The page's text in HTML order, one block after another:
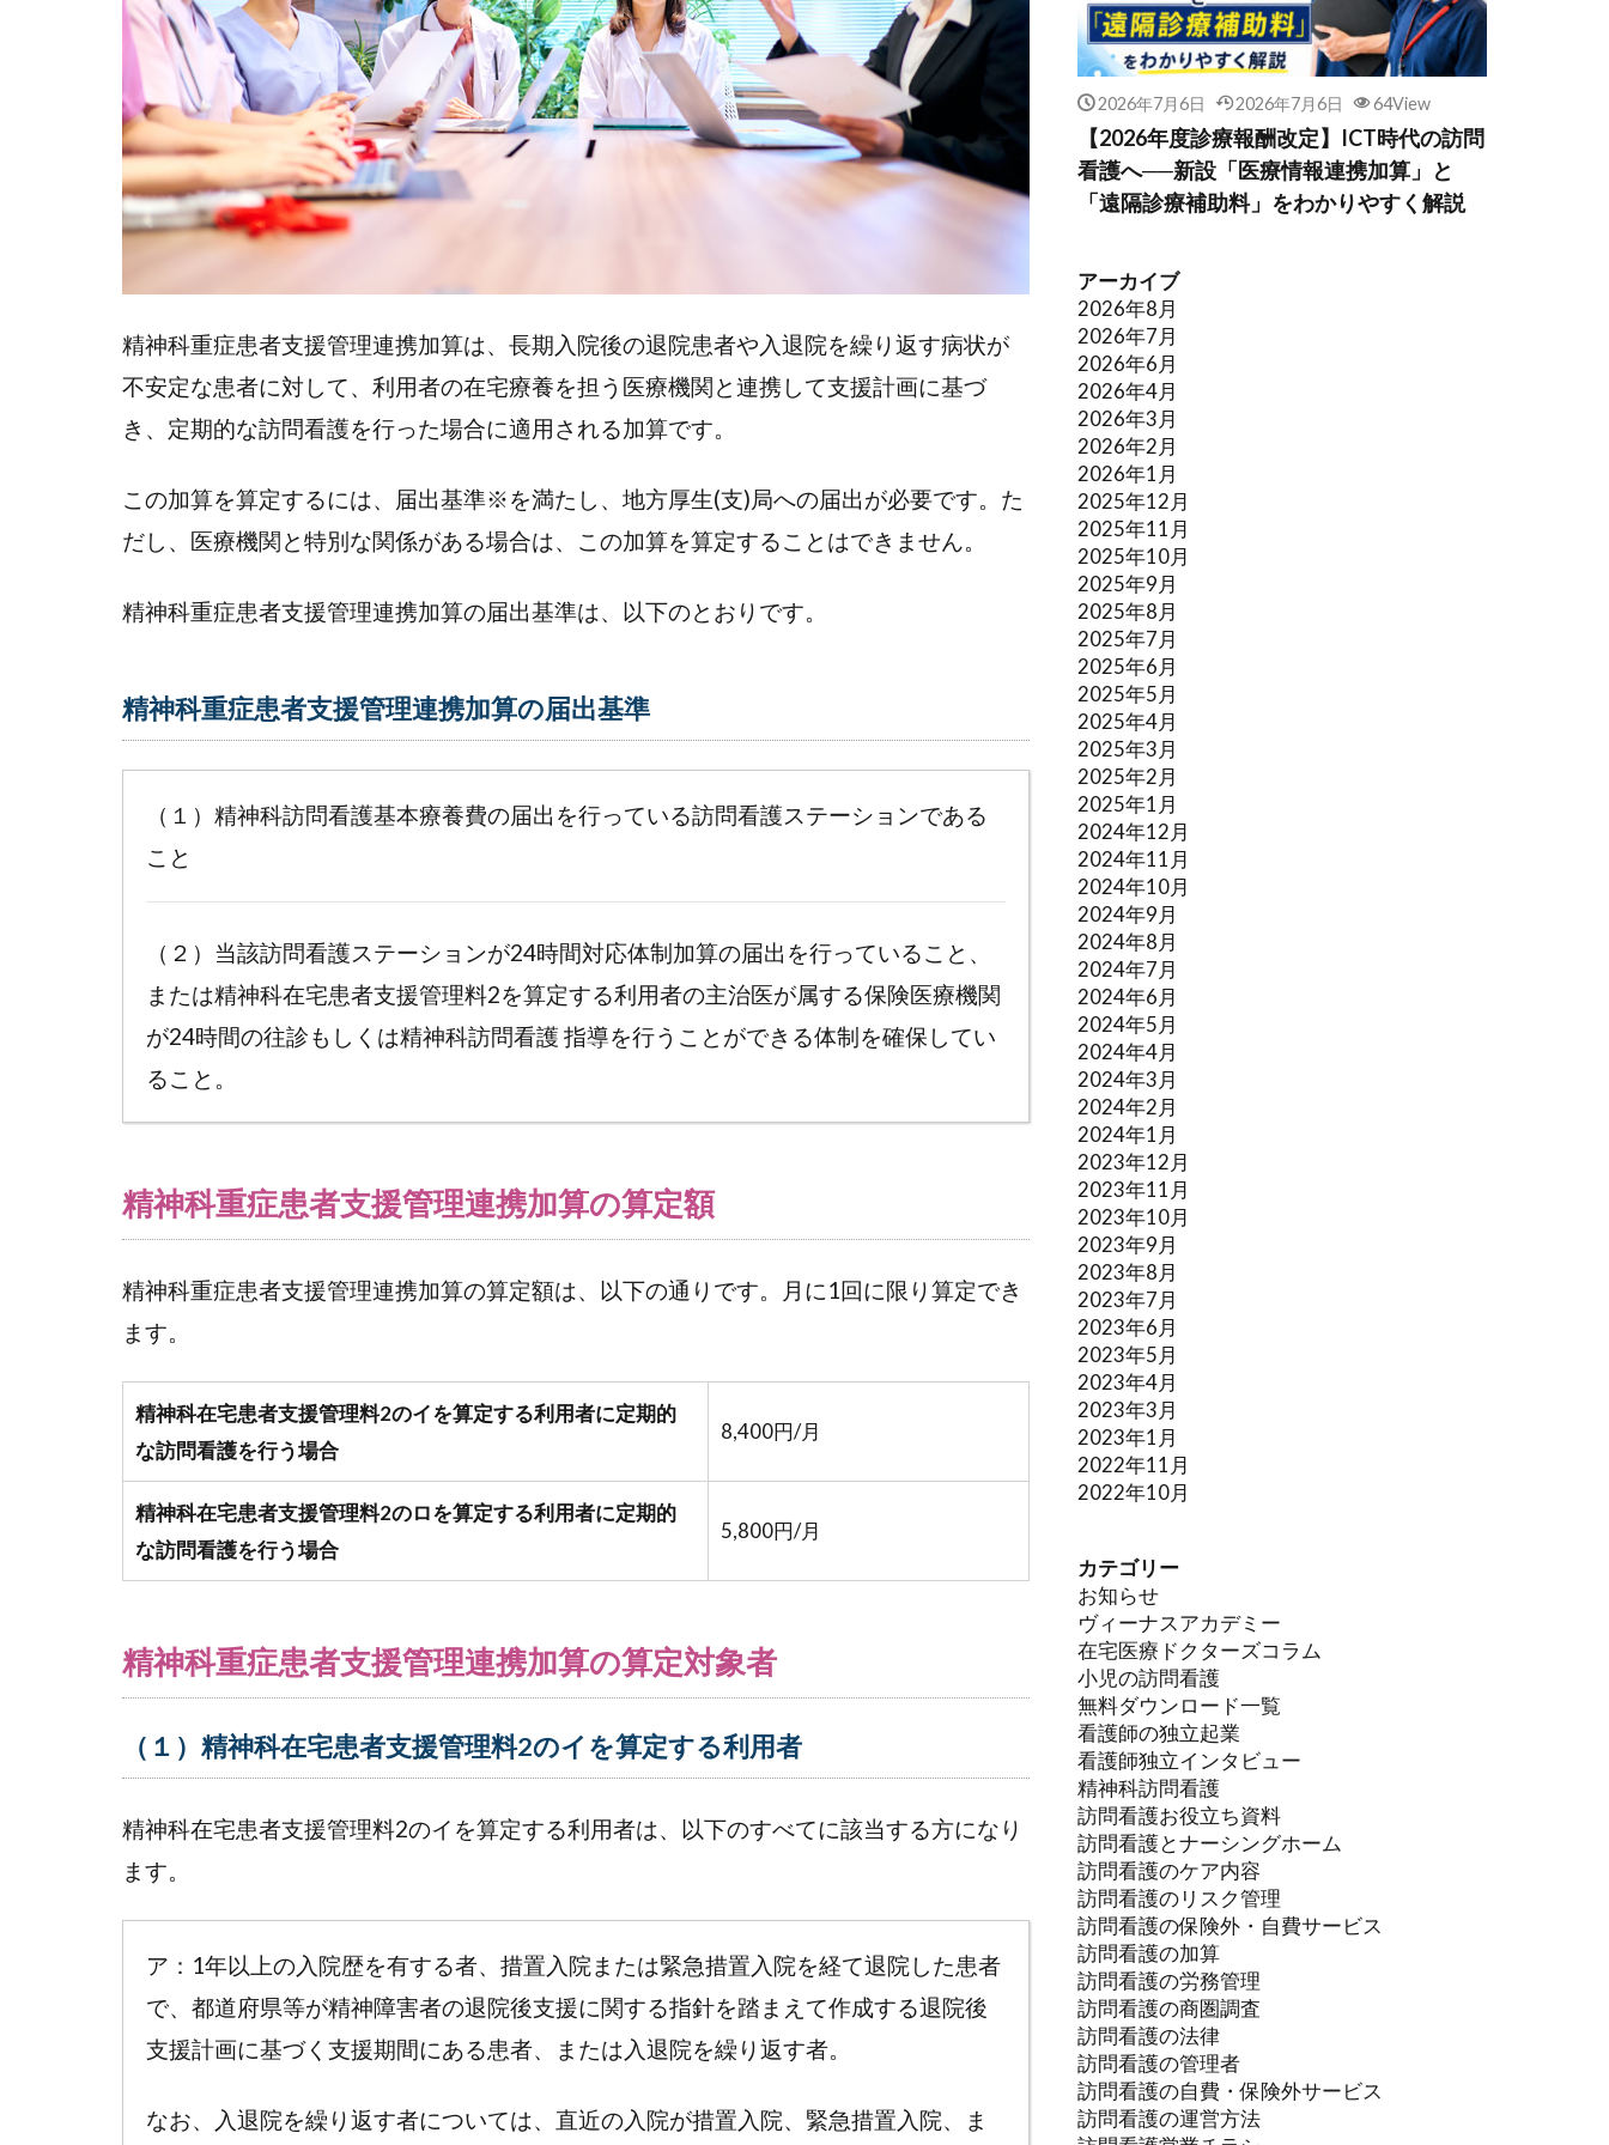
と
1.1
精神
科重
症患
者支
理連
算の
届出
基準
精
科
症
支
援
管
連
携
の
定
額
3
精
重
症
者
支
管
理
連
携
加
算
の
対
象
3.1
精神科
者支援
管理料
を算定
する利
用者
（２）
精神科重症患者支援管理連携加算は、長期入院後の退院患者や入退院を繰り返す病状が
不安定な患者に対して、利用者の在宅療養を担う医療機関と連携して支援計画に基づ
き、定期的な訪問看護を行った場合に適用される加算です。
この加算を算定するには、届出基準※を満たし、地方厚生(支)局への届出が必要です。た
だし、医療機関と特別な関係がある場合は、この加算を算定することはできません。
精神科重症患者支援管理連携加算の届出基準は、以下のとおりです。
精神科重症患者支援管理連携加算の届出基準
（１）精神科訪問看護基本療養費の届出を行っている訪問看護ステーションである
こと
（２）当該訪問看護ステーションが24時間対応体制加算の届出を行っていること、
または精神科在宅患者支援管理料2を算定する利用者の主治医が属する保険医療機関
が24時間の往診もしくは精神科訪問看護 指導を行うことができる体制を確保してい
ること。
精神科重症患者支援管理連携加算の算定額
精神科重症患者支援管理連携加算の算定額は、以下の通りです。月に1回に限り算定でき
ます。
精神科在宅患者支援管理料2のイを算定する利用者に定期的
な訪問看護を行う場合
8,400円/月
精神科在宅患者支援管理料2のロを算定する利用者に定期的
な訪問看護を行う場合
5,800円/月
精神科重症患者支援管理連携加算の算定対象者
（１）精神科在宅患者支援管理料2のイを算定する利用者
精神科在宅患者支援管理料2のイを算定する利用者は、以下のすべてに該当する方になり
ます。
ア：1年以上の入院歴を有する者、措置入院または緊急措置入院を経て退院した患者
で、都道府県等が精神障害者の退院後支援に関する指針を踏まえて作成する退院後
支援計画に基づく支援期間にある患者、または入退院を繰り返す者。
なお、入退院を繰り返す者については、直近の入院が措置入院、緊急措置入院、ま
2026年7月6日 2026年7月6日 64View
【2026年度診療報酬改定】ICT時代の訪問
看護へ──新設「医療情報連携加算」と
「遠隔診療補助料」をわかりやすく解説
アーカイブ
2026年8月
2026年7月
2026年6月
2026年4月
2026年3月
2026年2月
2026年1月
2025年12月
2025年11月
2025年10月
2025年9月
2025年8月
2025年7月
2025年6月
2025年5月
2025年4月
2025年3月
2025年2月
2025年1月
2024年12月
2024年11月
2024年10月
2024年9月
2024年8月
2024年7月
2024年6月
2024年5月
2024年4月
2024年3月
2024年2月
2024年1月
2023年12月
2023年11月
2023年10月
2023年9月
2023年8月
2023年7月
2023年6月
2023年5月
2023年4月
2023年3月
2023年1月
2022年11月
2022年10月
カテゴリー
お知らせ
ヴィーナスアカデミー
在宅医療ドクターズコラム
小児の訪問看護
無料ダウンロード一覧
看護師の独立起業
看護師独立インタビュー
精神科訪問看護
訪問看護お役立ち資料
訪問看護とナーシングホーム
訪問看護のケア内容
訪問看護のリスク管理
訪問看護の保険外・自費サービス
訪問看護の加算
訪問看護の労務管理
訪問看護の商圏調査
訪問看護の法律
訪問看護の管理者
訪問看護の自費・保険外サービス
訪問看護の運営方法